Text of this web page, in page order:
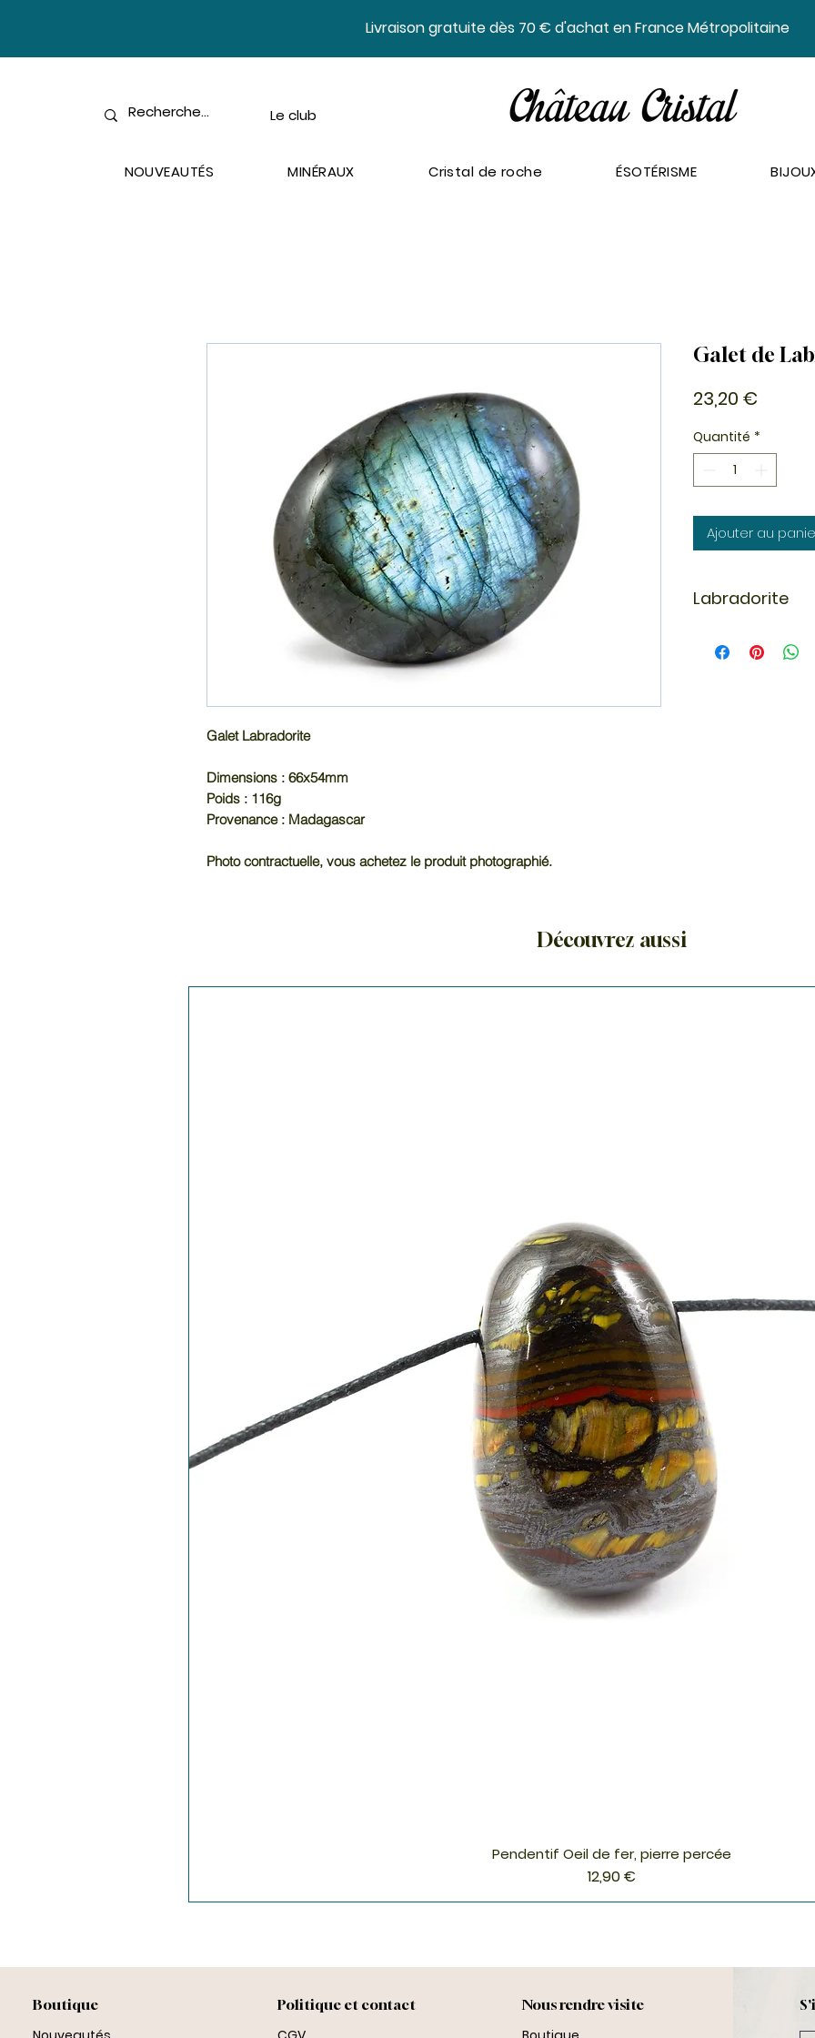
​Livraison gratuite dès 70 € d'achat en France Métropolitaine
Le club
NOUVEAUTÉS MINÉRAUX Cristal de roche ÉSOTÉRISME
Galet Labradorite
Dimensions : 66x54mm
Poids : 116g
Provenance : Madagascar
Photo contractuelle, vous achetez le produit photographié.
Galet de
23,20 €
Quantité *
Ajouter au
Labradorite
de la famille des
Découvrez aussi
Aperçu rapide
Pendentif Oeil de fer, pierre percée
Prix
12,90 €
Boutique
Politique et contact
Nous rendre visite